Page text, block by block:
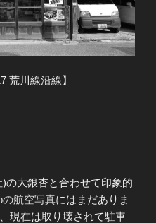
荒川線沿線】
大銀杏と合わせて印象的
の航空写真にはまだありま
現在は取り壊されて駐車